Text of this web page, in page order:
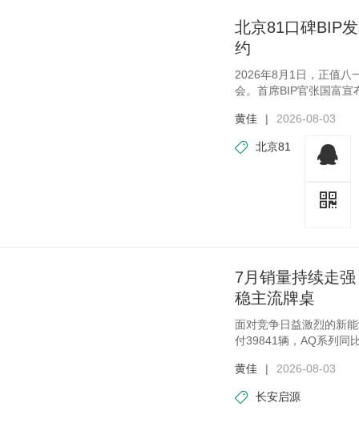
北京81口碑BIP
约
2026年8月1日，正值八
会。首席BIP官张国富宣
黄佳
| 2026-08-03
北京81
7月销量持续走
稳主流牌桌
面对竞争日益激烈的新
付39841辆，AQ系列同
黄佳
| 2026-08-03
长安启源